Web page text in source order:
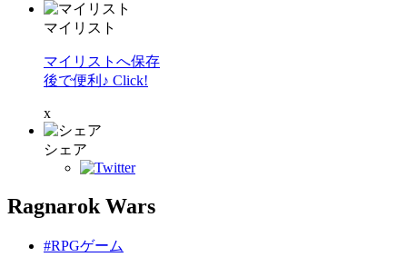
マイリスト
マイリストへ保存
後で便利♪ Click!
x
シェア
Ragnarok Wars
#RPGゲーム